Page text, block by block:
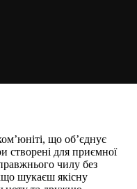
що обʼєднує
створені для приємної
чилу без
шукаєш якісну